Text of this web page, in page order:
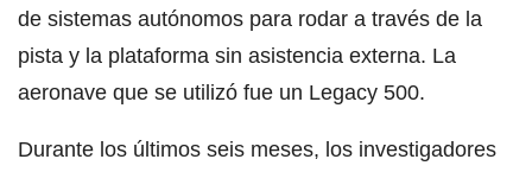
de sistemas autónomos para rodar a través de la
pista y la plataforma sin asistencia externa. La
aeronave que se utilizó fue un Legacy 500.
Durante los últimos seis meses, los investigadores